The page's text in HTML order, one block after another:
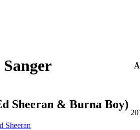
Sanger
Sheeran & Burna Boy)
Sheeran